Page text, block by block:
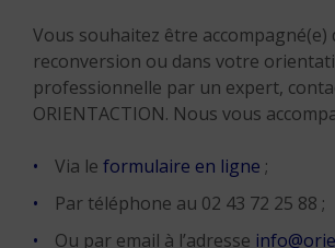
Vous souhaitez être accompagné(e)
reconversion ou dans votre
professionnelle par un expert,
ORIENTACTION. Nous vous
Via le formulaire en ligne ;
Par téléphone au 02 43 72 25 88 ;
Ou par email à l’adresse